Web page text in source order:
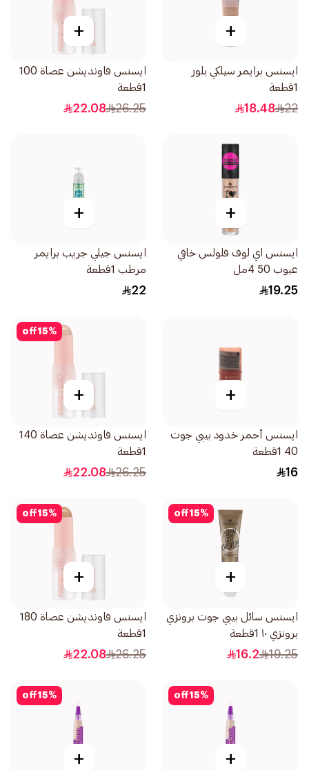
+
ايسنس برايمر سيلكي بلور
1قطعة
22
18.48
+
ايسنس فاونديشن عصاة 100
1قطعة
26.25
22.08
+
ايسنس اي لوف فلولس خافي
عيوب 50 4مل
19.25
+
ايسنس جيلي جريب برايمر
مرطب 1قطعة
22
+
ايسنس أحمر خدود بيبي جوت
40 1قطعة
16
15%
off
+
ايسنس فاونديشن عصاة 140
1قطعة
26.25
22.08
15%
off
+
ايسنس سائل بيبي جوت برونزي
برونزي ١٠ 1قطعة
19.25
16.2
15%
off
+
ايسنس فاونديشن عصاة 180
1قطعة
26.25
22.08
15%
off
+
15%
off
+